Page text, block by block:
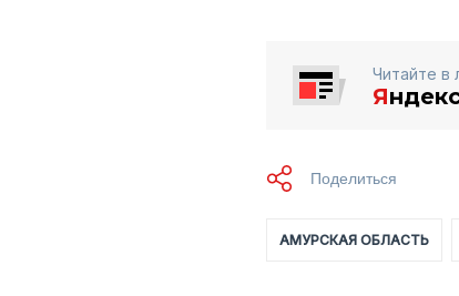
Читайте в
Я
АМУРСКАЯ ОБЛАСТЬ